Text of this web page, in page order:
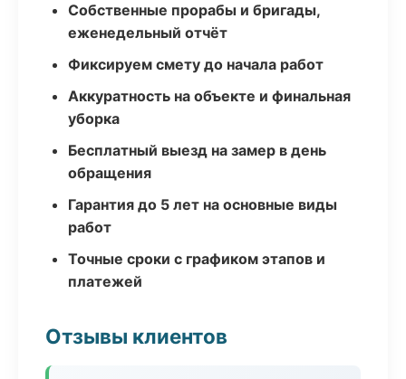
Собственные прорабы и бригады,
еженедельный отчёт
Фиксируем смету до начала работ
Аккуратность на объекте и финальная
уборка
Бесплатный выезд на замер в день
обращения
Гарантия до 5 лет на основные виды
работ
Точные сроки с графиком этапов и
платежей
Отзывы клиентов